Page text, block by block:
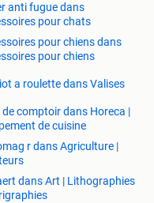
anti fugue dans
pour chats
pour chiens dans
pour chiens
a roulette dans Valises
comptoir dans Horeca |
de cuisine
r dans Agriculture |
dans Art | Lithographies